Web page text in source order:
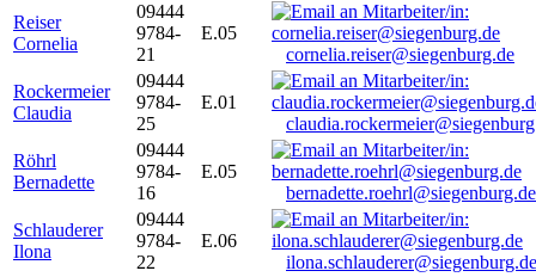
Reiser
Cornelia
09444
9784-
21
E.05
cornelia.reiser@siegenburg.de
Rockermeier
Claudia
09444
9784-
25
E.01
Röhrl
Bernadette
09444
9784-
16
E.05
bernadette.roehrl@siegenburg.de
Schlauderer
Ilona
09444
9784-
22
E.06
ilona.schlauderer@siegenburg.de